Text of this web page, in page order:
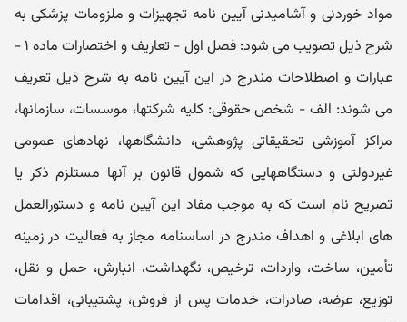
مواد خوردنی و آشامیدنی آیین نامه تجھیزات و ملزومات پزشکی به
شرح ذیل تصویب می شود: فصل اول - تعاریف و اختصارات ماده ۱ -
عبارات و اصطلاحات مندرج در این آیین نامه به شرح ذیل تعریف
می شوند: الف - شخص حقوقی: کلیه شرکتھا، موسسات، سازمانھا،
مراکز آموزشی تحقیقاتی پژوھشی، دانشگاھھا، نھادھای عمومی
غیردولتی و دستگاھھایی که شمول قانون بر آنھا مستلزم ذکر یا
تصریح نام است که به موجب مفاد این آیین نامه و دستورالعمل
ھای ابلاغی و اھداف مندرج در اساسنامه مجاز به فعالیت در زمینه
تأمین، ساخت، واردات، ترخیص، نگھداشت، انبارش، حمل و نقل،
توزیع، عرضه، صادرات، خدمات پس از فروش، پشتیبانی، اقدامات